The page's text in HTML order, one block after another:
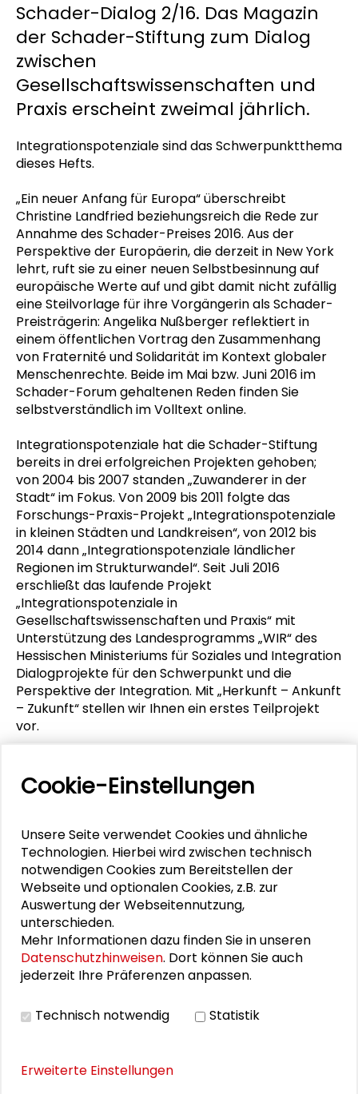
Schader-Dialog 2/16. Das Magazin
der Schader-Stiftung zum Dialog
zwischen
Gesellschaftswissenschaften und
Praxis erscheint zweimal jährlich.
Integrationspotenziale sind das Schwerpunktthema
dieses Hefts.
„Ein neuer Anfang für Europa“ überschreibt
Christine Landfried beziehungsreich die Rede zur
Annahme des Schader-Preises 2016. Aus der
Perspektive der Europäerin, die derzeit in New York
lehrt, ruft sie zu einer neuen Selbstbesinnung auf
europäische Werte auf und gibt damit nicht zufällig
eine Steilvorlage für ihre Vorgängerin als Schader-
Preisträgerin: Angelika Nußberger reflektiert in
einem öffentlichen Vortrag den Zusammenhang
von Fraternité und Solidarität im Kontext globaler
Menschenrechte. Beide im Mai bzw. Juni 2016 im
Schader-Forum gehaltenen Reden finden Sie
selbstverständlich im Volltext online.
Integrationspotenziale hat die Schader-Stiftung
bereits in drei erfolgreichen Projekten gehoben;
von 2004 bis 2007 standen „Zuwanderer in der
Stadt“ im Fokus. Von 2009 bis 2011 folgte das
Forschungs-Praxis-Projekt „Integrationspotenziale
in kleinen Städten und Landkreisen“, von 2012 bis
2014 dann „Integrationspotenziale ländlicher
Regionen im Strukturwandel“. Seit Juli 2016
erschließt das laufende Projekt
„Integrationspotenziale in
Gesellschaftswissenschaften und Praxis“ mit
Unterstützung des Landesprogramms „WIR“ des
Hessischen Ministeriums für Soziales und Integration
Dialogprojekte für den Schwerpunkt und die
Perspektive der Integration. Mit „Herkunft – Ankunft
– Zukunft“ stellen wir Ihnen ein erstes Teilprojekt
vor.
herzlich eingeladen zum Science Slam „Utopie im
Weltraum: Schwerelos und forschungsstark“, der
Generaldirektors der European Space Agency
(ESA) im Schader-Forum ausgetragen wird. Ein
kleiner Schritt auf dem Weg des Konventsthemas
2016 „Kulturelle Praktiken 4.0 – Verführung oder
Selbstbestimmung“.
Das vorliegende Magazin berichtet über diese und
weitere Projekte und Veranstaltungen der
Schader-Stiftung.
Schader-Stiftung
Schutzgebühr: kostenfrei
Cookie-Einstellungen
Unsere Seite verwendet Cookies und ähnliche
Technologien. Hierbei wird zwischen technisch
notwendigen Cookies zum Bereitstellen der
Webseite und optionalen Cookies, z.B. zur
Auswertung der Webseitennutzung,
unterschieden.
Mehr Informationen dazu finden Sie in unseren
Datenschutzhinweisen. Dort können Sie auch
jederzeit Ihre Präferenzen anpassen.
Technisch notwendig Statistik
Erweiterte Einstellungen